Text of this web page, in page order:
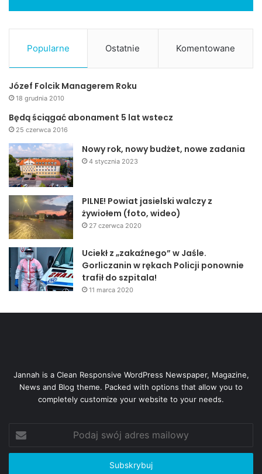
Popularne Ostatnie Komentowane
Józef Folcik Managerem Roku
18 grudnia 2010
Będą ściągać abonament 5 lat wstecz
25 czerwca 2016
Nowy rok, nowy budżet, nowe zadania
4 stycznia 2023
PILNE! Powiat jasielski walczy z
żywiołem (foto, wideo)
27 czerwca 2020
Uciekł z „zakaźnego” w Jaśle.
Gorliczanin w rękach Policji ponownie
trafił do szpitala!
11 marca 2020
Jannah is a Clean Responsive WordPress Newspaper, Magazine,
News and Blog theme. Packed with options that allow you to
completely customize your website to your needs.
swój
adres